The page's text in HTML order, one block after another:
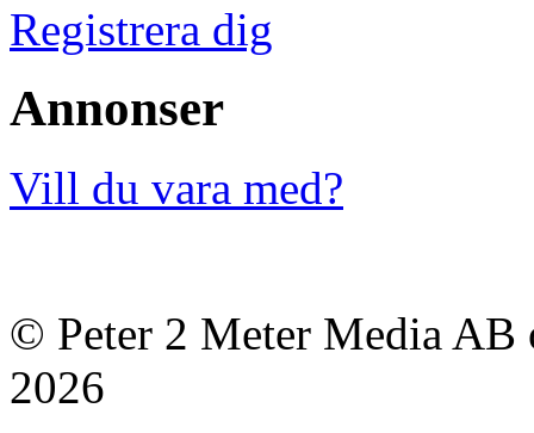
Registrera dig
Annonser
Vill du vara med?
© Peter 2 Meter Media AB
2026